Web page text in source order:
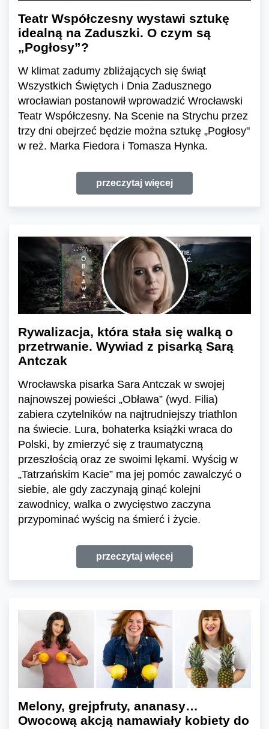
Teatr Współczesny wystawi sztukę
idealną na Zaduszki. O czym są
„Pogłosy”?
W klimat zadumy zbliżających się świąt
Wszystkich Świętych i Dnia Zadusznego
wrocławian postanowił wprowadzić Wrocławski
Teatr Współczesny. Na Scenie na Strychu przez
trzy dni obejrzeć będzie można sztukę „Pogłosy"
w reż. Marka Fiedora i Tomasza Hynka.
przeczytaj więcej
Rywalizacja, która stała się walką o
przetrwanie. Wywiad z pisarką Sarą
Antczak
Wrocławska pisarka Sara Antczak w swojej
najnowszej powieści „Obława” (wyd. Filia)
zabiera czytelników na najtrudniejszy triathlon
na świecie. Lura, bohaterka książki wraca do
Polski, by zmierzyć się z traumatyczną
przeszłością oraz ze swoimi lękami. Wyścig w
„Tatrzańskim Kacie” ma jej pomóc zawalczyć o
siebie, ale gdy zaczynają ginąć kolejni
zawodnicy, walka o zwycięstwo zaczyna
przypominać wyścig na śmierć i życie.
przeczytaj więcej
Melony, grejpfruty, ananasy…
Owocową akcją namawiały kobiety do